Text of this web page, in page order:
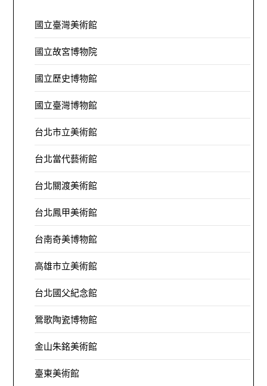
國立臺灣美術館
國立故宮博物院
國立歷史博物館
國立臺灣博物館
台北市立美術館
台北當代藝術館
台北關渡美術館
台北鳳甲美術館
台南奇美博物館
高雄市立美術館
台北國父紀念館
鶯歌陶瓷博物館
金山朱銘美術館
臺東美術館